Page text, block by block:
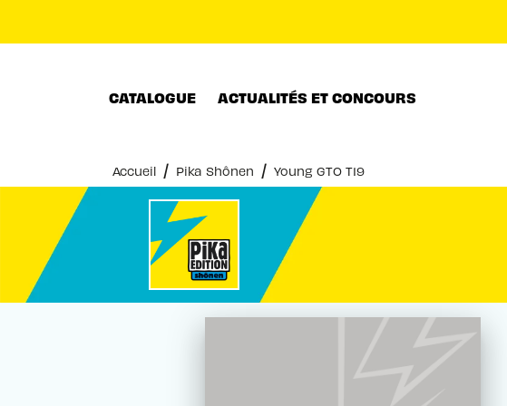
CATALOGUE ACTUALITÉS ET CONCOURS
Accueil / Pika Shônen / Young GTO T19